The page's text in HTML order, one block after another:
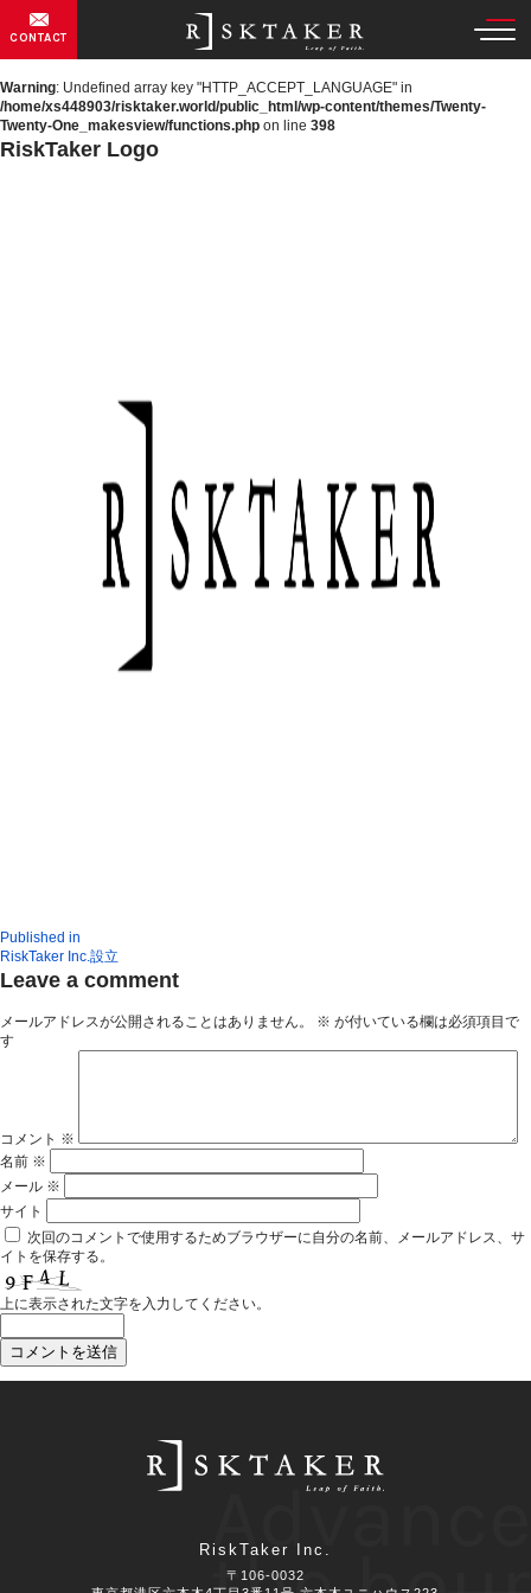
Warning: Undefined array key "HTTP_ACCEPT_LANGUAGE" in
/home/xs448903/risktaker.world/public_html/wp-content/themes/Twenty-
Twenty-One_makesview/functions.php on line 398
CONTACT
RiskTaker Logo
Published in
RiskTaker Inc.設立
Leave a comment
メールアドレスが公開されることはありません。 ※ が付いている欄は必須項目で
す
コメント ※
名前 ※
メール ※
サイト
次回のコメントで使用するためブラウザーに自分の名前、メールアドレス、サ
イトを保存する。
上に表示された文字を入力してください。
RiskTaker Inc.
〒106-0032
Advance